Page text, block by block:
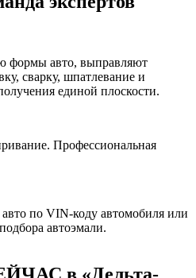
формы авто, выправляют
сварку, шпатлевание и
единой плоскости.
Профессиональная
по VIN-коду автомобиля или
автоэмали.
в «Дельта-